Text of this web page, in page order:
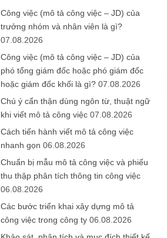
Công việc (mô tả công việc – JD) của
trưởng nhóm và nhân viên là gì?
07.08.2026
Công việc (mô tả công việc – JD) của
phó tổng giám đốc hoặc phó giám đốc
hoặc giám đốc khối là gì? 07.08.2026
Chú ý cẩn thận dùng ngôn từ, thuật ngữ
khi viết mô tả công việc 07.08.2026
Cách tiến hành viết mô tả công việc
nhanh gọn 06.08.2026
Chuẩn bị mẫu mô tả công việc và phiếu
thu thập phân tích thông tin công việc
06.08.2026
Các bước triển khai xây dựng mô tả
công việc trong công ty 06.08.2026